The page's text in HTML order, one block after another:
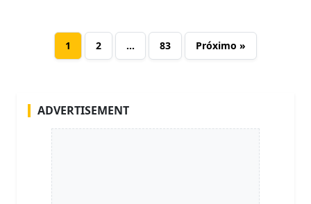
1 2 … 83 Próximo »
ADVERTISEMENT